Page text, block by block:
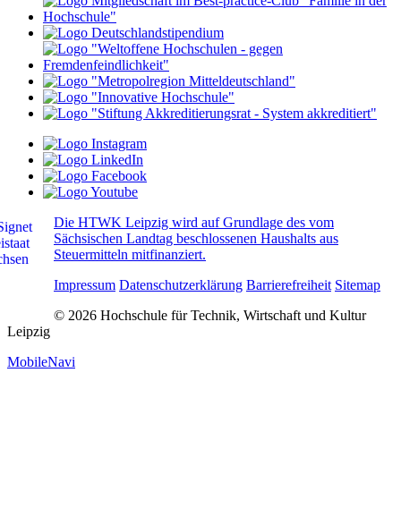
Die HTWK Leipzig wird auf Grundlage des vom
Sächsischen Landtag beschlossenen Haushalts aus
Steuermitteln mitfinanziert.
Impressum Datenschutzerklärung Barrierefreiheit Sitemap
© 2026 Hochschule für Technik, Wirtschaft und Kultur
Leipzig
MobileNavi